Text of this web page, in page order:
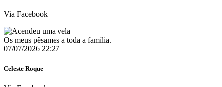
Via Facebook
Os meus pêsames a toda a família.
07/07/2026 22:27
Celeste Roque